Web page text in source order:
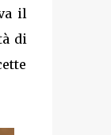
il
di